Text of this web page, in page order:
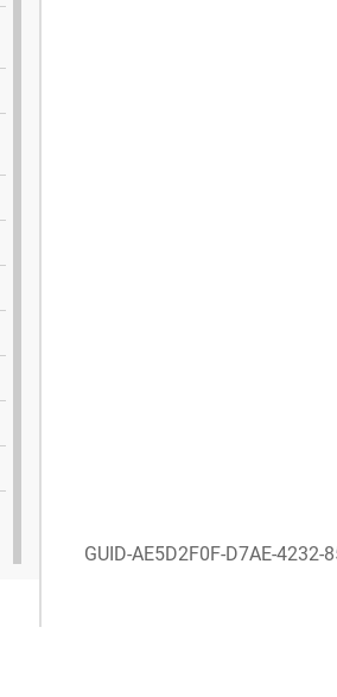
GUID-AE5D2F0F-D7AE-